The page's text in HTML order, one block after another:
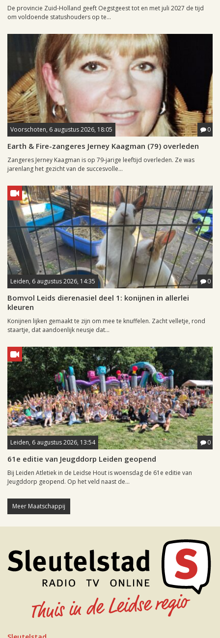
De provincie Zuid-Holland geeft Oegstgeest tot en met juli 2027 de tijd
om voldoende statushouders op te...
Voorschoten, 6 augustus 2026, 18:05 0
Earth & Fire-zangeres Jerney Kaagman (79) overleden
Zangeres Jerney Kaagman is op 79-jarige leeftijd overleden. Ze was
jarenlang het gezicht van de succesvolle...
Leiden, 6 augustus 2026, 14:35 0
Bomvol Leids dierenasiel deel 1: konijnen in allerlei
kleuren
Konijnen lijken gemaakt te zijn om mee te knuffelen. Zacht velletje, rond
staartje, dat aandoenlijk neusje dat...
Leiden, 6 augustus 2026, 13:54 0
61e editie van Jeugddorp Leiden geopend
Bij Leiden Atletiek in de Leidse Hout is woensdag de 61e editie van
Jeugddorp geopend. Op het veld naast de...
Meer Maatschappij